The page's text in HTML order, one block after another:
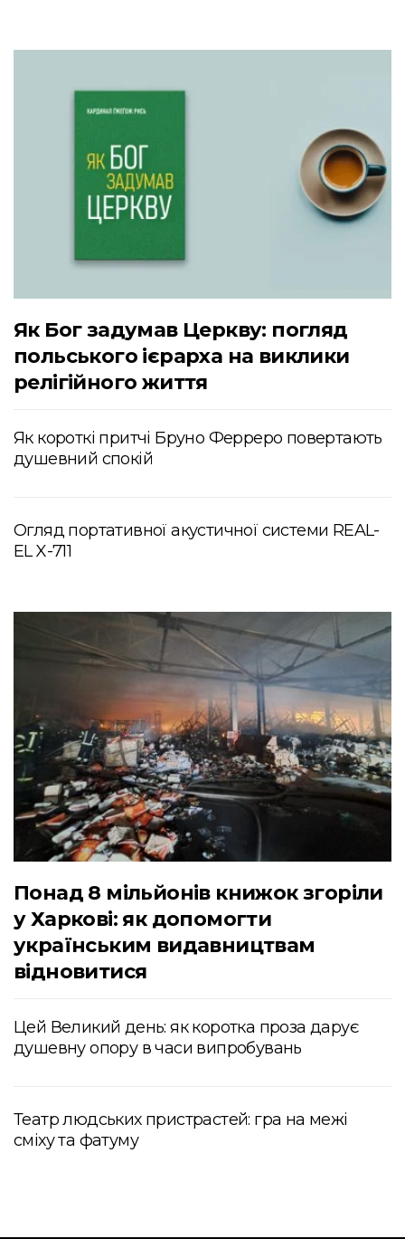
Як Бог задумав Церкву: погляд
польського ієрарха на виклики
релігійного життя
Як короткі притчі Бруно Ферреро повертають
душевний спокій
Огляд портативної акустичної системи REAL-
EL X-711
Понад 8 мільйонів книжок згоріли
у Харкові: як допомогти
українським видавництвам
відновитися
Цей Великий день: як коротка проза дарує
душевну опору в часи випробувань
Театр людських пристрастей: гра на межі
сміху та фатуму